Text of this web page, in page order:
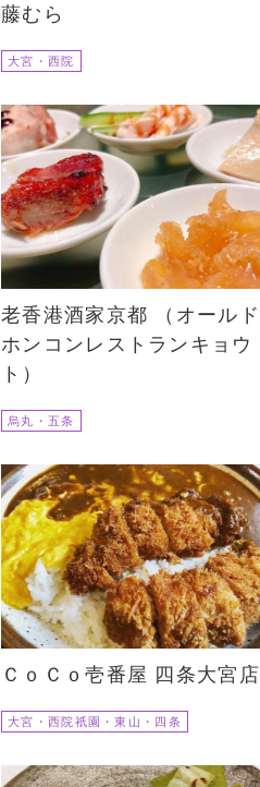
藤むら
大宮・西院
老香港酒家京都 （オールド
ホンコンレストランキョウ
ト）
烏丸・五条
ＣｏＣｏ壱番屋 四条大宮店
大宮・西院祇園・東山・四条